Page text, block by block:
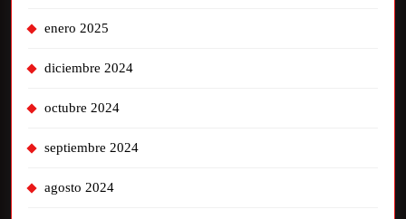
enero 2025
diciembre 2024
octubre 2024
septiembre 2024
agosto 2024